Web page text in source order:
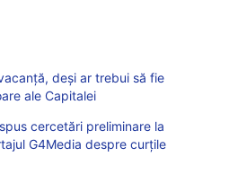
deși ar trebui să fie
ale Capitalei
cercetări preliminare la
G4Media despre curțile